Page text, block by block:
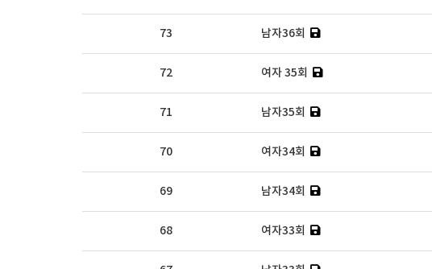
73 남자36회
72 여자 35회
71 남자35회
70 여자34회
69 남자34회
68 여자33회